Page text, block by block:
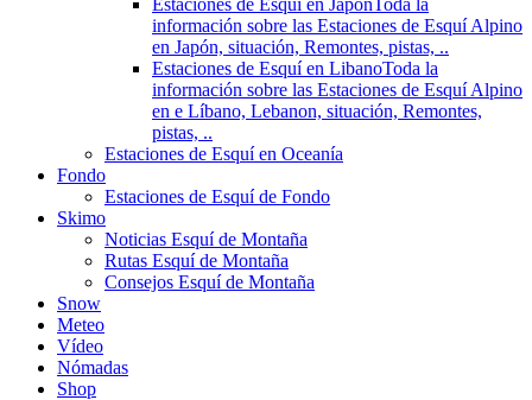
Estaciones de Esquí en JapónToda la
información sobre las Estaciones de Esquí Alpino
en Japón, situación, Remontes, pistas, ..
Estaciones de Esquí en LibanoToda la
información sobre las Estaciones de Esquí Alpino
en e Líbano, Lebanon, situación, Remontes,
pistas, ..
Estaciones de Esquí en Oceanía
Fondo
Estaciones de Esquí de Fondo
Skimo
Noticias Esquí de Montaña
Rutas Esquí de Montaña
Consejos Esquí de Montaña
Snow
Meteo
Vídeo
Nómadas
Shop